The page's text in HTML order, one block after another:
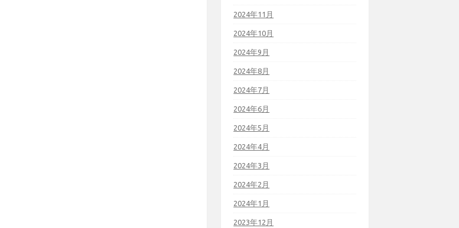
2024年11月
2024年10月
2024年9月
2024年8月
2024年7月
2024年6月
2024年5月
2024年4月
2024年3月
2024年2月
2024年1月
2023年12月